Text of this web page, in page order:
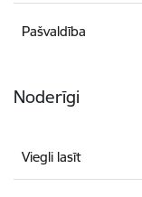
Pašvaldība
Noderīgi
Viegli lasīt